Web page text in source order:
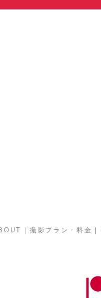
| 撮影プラン・料金 |